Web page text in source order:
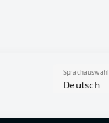
Sprachauswahl
Deutsch